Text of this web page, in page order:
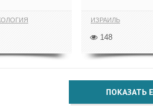
ИЗРАИЛЬ
148
ПОКАЗАТЬ